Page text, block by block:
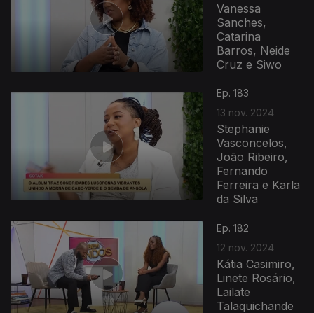
Vanessa
Sanches,
Catarina
Barros, Neide
Cruz e Siwo
Ep. 183
13 nov. 2024
Stephanie
Vasconcelos,
João Ribeiro,
Fernando
Ferreira e Karla
da Silva
Ep. 182
12 nov. 2024
Kátia Casimiro,
Linete Rosário,
Lailate
Talaquichande